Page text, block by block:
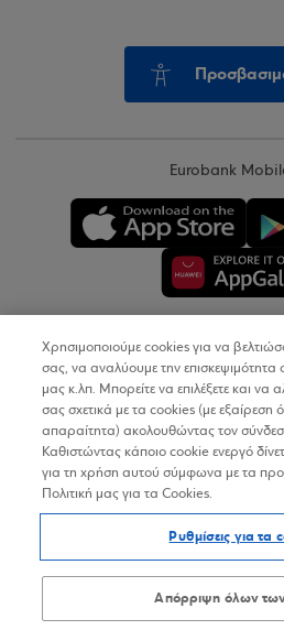
Eurobank
Copyright ©
Όροι
Προσωπικά Δεδομένα στον
Δήλωση
Sitemap
Χρησιμοποιούμε cookies για να
σας, να αναλύουμε την επισκεψιμότητα
μας κ.λπ. Μπορείτε να επιλέξετε και να
σας σχετικά με τα cookies (με εξαίρεση
απαραίτητα) ακολουθώντας τον
Καθιστώντας κάποιο cookie ενεργό
για τη χρήση αυτού σύμφωνα με τα
Πολιτική μας για τα Cookies.
Ρυθμίσεις για τα
Απόρριψη όλων